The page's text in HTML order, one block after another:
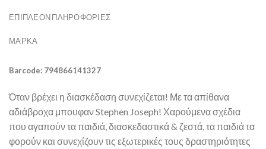
ΕΠΙΠΛΈΟΝ ΠΛΗΡΟΦΟΡΊΕΣ
ΜΆΡΚΑ
Barcode: 794866141327
Όταν βρέχει η διασκέδαση συνεχίζεται! Με τα απίθανα
αδιάβροχα μπουφαν Stephen Joseph! Χαρούμενα σχέδια
που αγαπούν τα παιδιά, διασκεδαστικά & ζεστά, τα παιδιά τα
φορούν και συνεχίζουν τις εξωτερικές τους δραστηριότητες